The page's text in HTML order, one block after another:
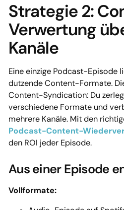
Strategie 2:
Verwertung
Kanäle
Eine einzige Podcast-Episode
dutzende Content-Formate.
Content-Syndication: Du
verschiedene Formate und
mehrere Kanäle. Mit den
Podcast-Content-
den ROI jeder Episode.
Aus einer Episode
Vollformate: